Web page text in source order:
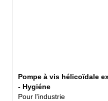
Pompe à vis hélicoïdale
- Hygiéne
Pour l'industrie